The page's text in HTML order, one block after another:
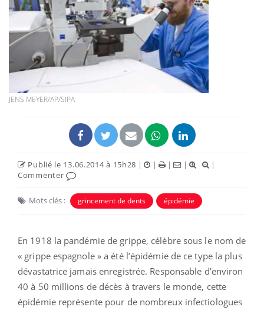
JENS MEYER/AP/SIPA
Publié le 13.06.2014 à 15h28 | | | |
|
Commenter
Mots clés : grincement de dents épidémie
En 1918 la pandémie de grippe, célèbre sous le nom de
« grippe espagnole » a été l’épidémie de ce type la plus
dévastatrice jamais enregistrée. Responsable d’environ
40 à 50 millions de décès à travers le monde, cette
épidémie représente pour de nombreux infectiologues